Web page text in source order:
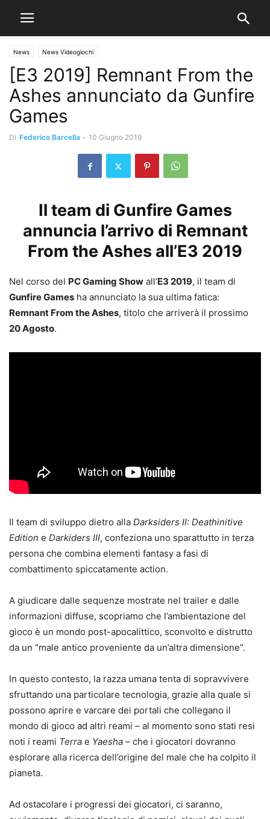
News News Videogiochi
[E3 2019] Remnant From the
Ashes annunciato da Gunfire
Games
Di Federico Barcella - 10 Giugno 2019
Il team di Gunfire Games
annuncia l’arrivo di Remnant
From the Ashes all’E3 2019
Nel corso del PC Gaming Show all’E3 2019, il team di
Gunfire Games ha annunciato la sua ultima fatica:
Remnant From the Ashes, titolo che arriverà il prossimo
20 Agosto.
Il team di sviluppo dietro alla Darksiders II: Deathinitive
Edition e Darkiders III, confeziona uno sparattutto in terza
persona che combina elementi fantasy a fasi di
combattimento spiccatamente action.
A giudicare dalle sequenze mostrate nel trailer e dalle
informazioni diffuse, scopriamo che l’ambientazione del
gioco è un mondo post-apocalittico, sconvolto e distrutto
da un “male antico proveniente da un’altra dimensione”.
In questo contesto, la razza umana tenta di sopravvivere
sfruttando una particolare tecnologia, grazie alla quale si
possono aprire e varcare dei portali che collegano il
mondo di gioco ad altri reami – al momento sono stati resi
noti i reami Terra e Yaesha – che i giocatori dovranno
esplorare alla ricerca dell’origine del male che ha colpito il
pianeta.
Ad ostacolare i progressi dei giocatori, ci saranno,